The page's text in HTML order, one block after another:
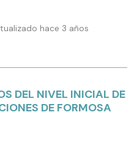
hace 3 años
DEL NIVEL INICIAL DE
DE FORMOSA